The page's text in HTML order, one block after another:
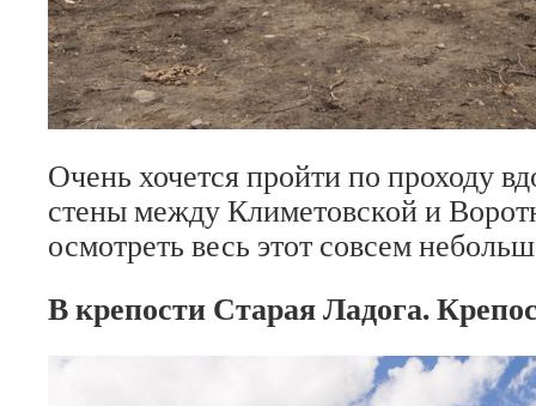
Очень хочется пройти по проходу
стены между Климетовской и
осмотреть весь этот совсем
В крепости Старая Ладога.